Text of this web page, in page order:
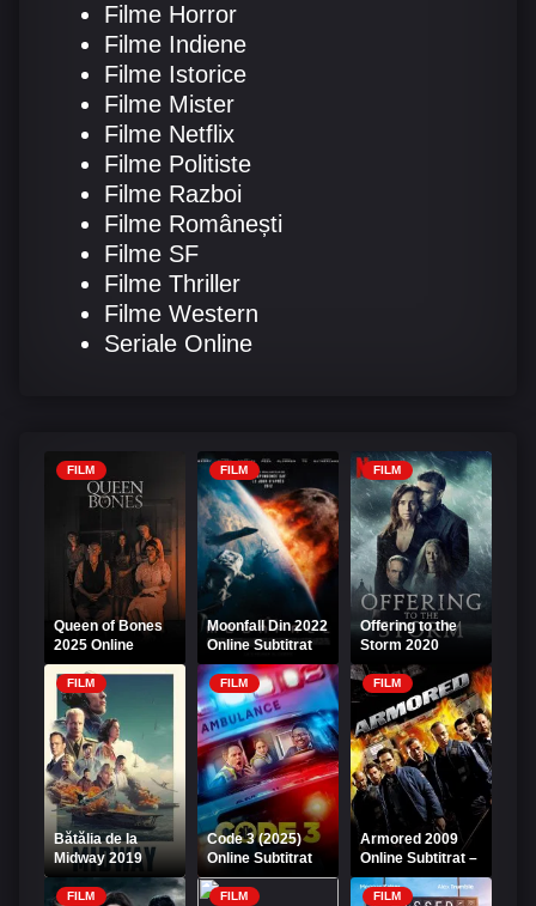
Filme Horror
Filme Indiene
Filme Istorice
Filme Mister
Filme Netflix
Filme Politiste
Filme Razboi
Filme Românești
Filme SF
Filme Thriller
Filme Western
Seriale Online
FILM
Queen of Bones
2025 Online
Subtitrat
FILM
Moonfall Din 2022
Online Subtitrat
FILM
Offering to the
Storm 2020
Online Subtitrat
FILM
Bătălia de la
Midway 2019
Online Subtitrat
FILM
Code 3 (2025)
Online Subtitrat
HD
FILM
Armored 2009
Online Subtitrat –
Transport blindat
în pericol
FILM FILM FILM